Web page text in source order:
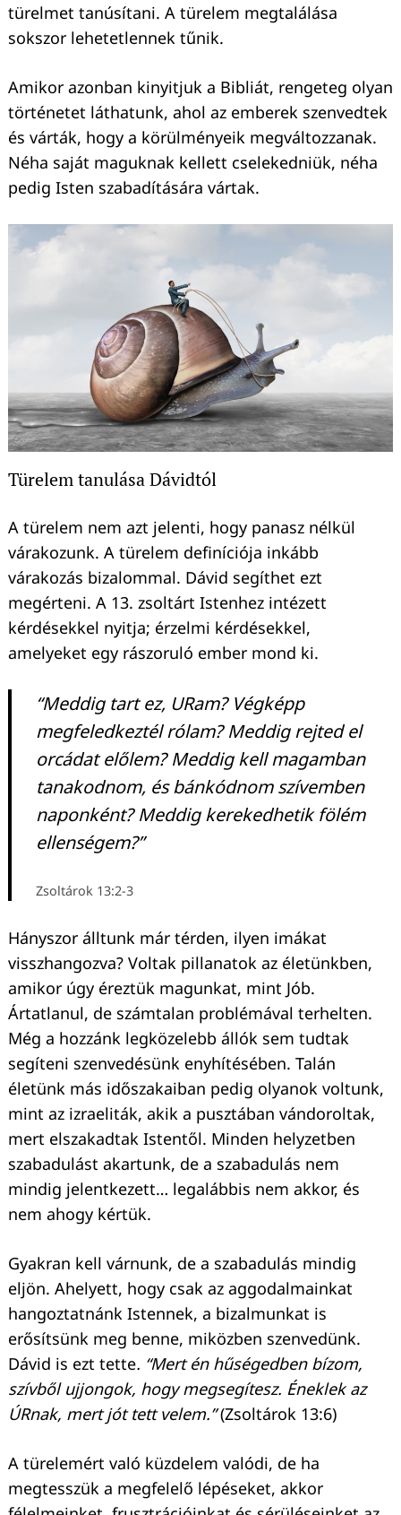
türelmet tanúsítani. A türelem megtalálása
sokszor lehetetlennek tűnik.
Amikor azonban kinyitjuk a Bibliát, rengeteg olyan
történetet láthatunk, ahol az emberek szenvedtek
és várták, hogy a körülményeik megváltozzanak.
Néha saját maguknak kellett cselekedniük, néha
pedig Isten szabadítására vártak.
Türelem tanulása Dávidtól
A türelem nem azt jelenti, hogy panasz nélkül
várakozunk. A türelem definíciója inkább
várakozás bizalommal. Dávid segíthet ezt
megérteni. A 13. zsoltárt Istenhez intézett
kérdésekkel nyitja; érzelmi kérdésekkel,
amelyeket egy rászoruló ember mond ki.
“Meddig tart ez, URam? Végképp
megfeledkeztél rólam? Meddig rejted el
orcádat előlem? Meddig kell magamban
tanakodnom, és bánkódnom szívemben
naponként? Meddig kerekedhetik fölém
ellenségem?”
Zsoltárok 13:2-3
Hányszor álltunk már térden, ilyen imákat
visszhangozva? Voltak pillanatok az életünkben,
amikor úgy éreztük magunkat, mint Jób.
Ártatlanul, de számtalan problémával terhelten.
Még a hozzánk legközelebb állók sem tudtak
segíteni szenvedésünk enyhítésében. Talán
életünk más időszakaiban pedig olyanok voltunk,
mint az izraeliták, akik a pusztában vándoroltak,
mert elszakadtak Istentől. Minden helyzetben
szabadulást akartunk, de a szabadulás nem
mindig jelentkezett… legalábbis nem akkor, és
nem ahogy kértük.
Gyakran kell várnunk, de a szabadulás mindig
eljön. Ahelyett, hogy csak az aggodalmainkat
hangoztatnánk Istennek, a bizalmunkat is
erősítsünk meg benne, miközben szenvedünk.
Dávid is ezt tette. “Mert én hűségedben bízom,
szívből ujjongok, hogy megsegítesz. Éneklek az
ÚRnak, mert jót tett velem.”(Zsoltárok 13:6)
A türelemért való küzdelem valódi, de ha
megtesszük a megfelelő lépéseket, akkor